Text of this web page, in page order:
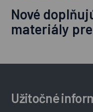
Nové
materiály
Užitočné